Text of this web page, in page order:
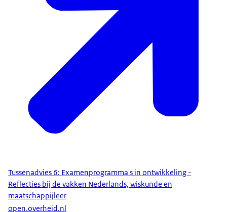
Tussenadvies 6: Examenprogramma's in ontwikkeling -
Reflecties bij de vakken Nederlands, wiskunde en
maatschappijleer
open.overheid.nl